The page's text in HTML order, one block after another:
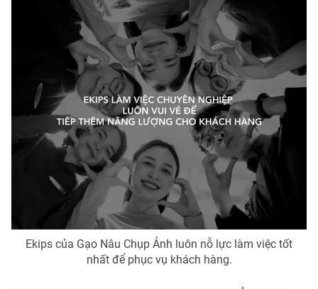
Chuyên mục khác
Emagazine Podcast
Photo Infographic
Video Shorts video
VTV Money VTV Thể thao
VTV Sức khoẻ Bất động sản
Thị trường 24h Tấm lòng Việt
Ekips của Gạo Nâu Chụp Ảnh luôn nỗ lực làm việc tốt
nhất để phục vụ khách hàng.